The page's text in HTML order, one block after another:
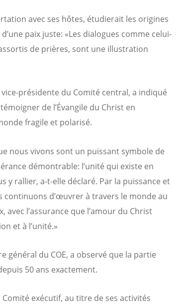
avec ses hôtes, étudierait les origines
paix juste: «Les dialogues comme celui-
de prières, sont une illustration
présidente du Comité central, a indiqué
de l’Évangile du Christ en
fragile et polarisé.
nous vivons sont un puissant symbole de
démontrable: l’unité qui existe en
y rallier, a-t-elle déclaré. Par la puissance et
continuons d’œuvrer à travers le monde au
avec l’assurance que l’amour du Christ
et à l’unité.»
général du COE, a observé que la partie
50 ans exactement.
Comité exécutif, au titre de ses activités